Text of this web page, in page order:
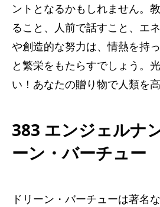
ントとなるかもしれません。
ること、人前で話すこと、エ
や創造的な努力は、情熱を持
と繁栄をもたらすでしょう。
い！あなたの贈り物で人類を
383 エンジェルナ
ーン・バーチュー
ドリーン・バーチューは著名